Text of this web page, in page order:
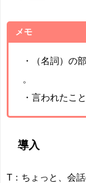
メモ
・（名詞）の
。
・言われたこ
導入
T：ちょっと、会